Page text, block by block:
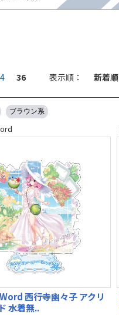
36 表示順： 新着順
ブラウン系
西行寺幽々子 アクリ
水着無..